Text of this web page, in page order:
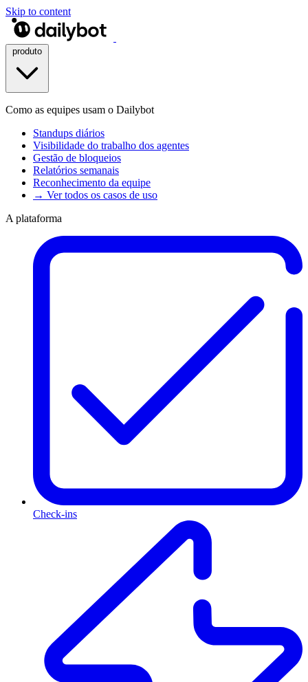
Skip to content
Como as equipes usam o Dailybot
Standups diários
Visibilidade do trabalho dos agentes
Gestão de bloqueios
Relatórios semanais
Reconhecimento da equipe
→ Ver todos os casos de uso
A plataforma
Check-ins